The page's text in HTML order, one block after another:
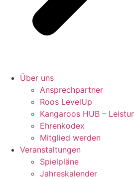
Über uns
Ansprechpartner
Roos LevelUp
Kangaroos HUB –
Ehrenkodex
Mitglied werden
Veranstaltungen
Spielpläne
Jahreskalender